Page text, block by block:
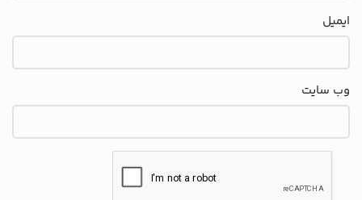
ایمیل
وب‌ سایت